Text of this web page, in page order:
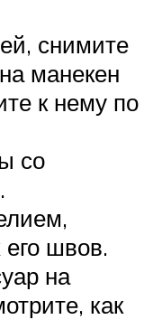
снимите
манекен
к нему по
со
его швов.
на
как